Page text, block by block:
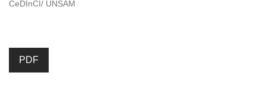
CeDInCI/ UNSAM
PDF